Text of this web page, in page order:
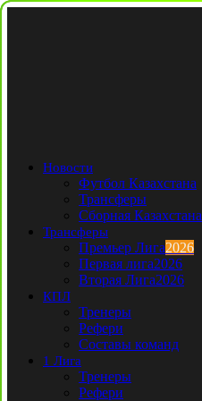
Новости
Футбол Казахстана
Трансферы
Сборная Казахстана
Трансферы
Премьер Лига2026
Первая лига2026
Вторая Лига2026
КПЛ
Тренеры
Рефери
Составы команд
1 Лига
Тренеры
Рефери